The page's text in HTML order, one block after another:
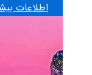
اطلاعات